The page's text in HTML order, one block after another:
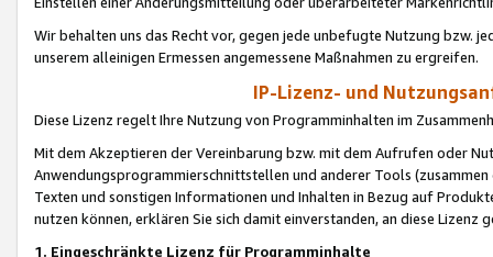
Wir behalten uns das Recht vor, gegen jede unbefugte Nutzung bzw.
unserem alleinigen Ermessen angemessene Maßnahmen zu ergreifen.
IP-Lizenz- und
Diese Lizenz regelt Ihre Nutzung von Programminhalten im
Mit dem Akzeptieren der Vereinbarung bzw. mit dem Aufrufen oder
Anwendungsprogrammierschnittstellen und anderer Tools (zusammen
Texten und sonstigen Informationen und Inhalten in Bezug auf
nutzen können, erklären Sie sich damit einverstanden, an diese Lizenz
1. Eingeschränkte Lizenz für Programminhalte